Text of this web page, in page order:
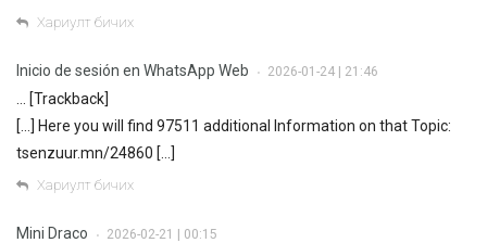
Хариулт бичих
Inicio de sesión en WhatsApp Web • 2026-01-24 | 21:46
… [Trackback]
[…] Here you will find 97511 additional Information on that Topic:
tsenzuur.mn/24860 […]
Хариулт бичих
Mini Draco • 2026-02-21 | 00:15